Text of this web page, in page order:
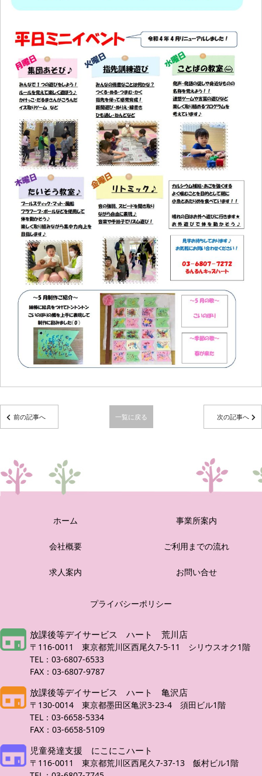
前の記事へ 一覧に戻る 次の記事へ
ホーム 事業所案内
会社概要 ご利用までの流れ
求人案内 お問い合せ
プライバシーポリシー
放課後等デイサービス ハート 荒川店
〒116-0011 東京都荒川区西尾久7-5-11 シリウスオク1階
TEL：03-6807-6533
FAX：03-6807-9787
放課後等デイサービス ハート 亀沢店
〒130-0014 東京都墨田区亀沢3-23-4 須田ビル1階
TEL：03-6658-5334
FAX：03-6658-5109
児童発達支援 にこにこハート
〒116-0011 東京都荒川区西尾久7-37-13 飯村ビル1階